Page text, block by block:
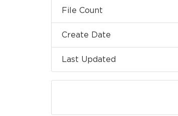
File Count
Create Date
Last Updated